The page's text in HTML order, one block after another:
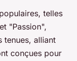
telles
"Passion",
tenues, alliant
conçues pour